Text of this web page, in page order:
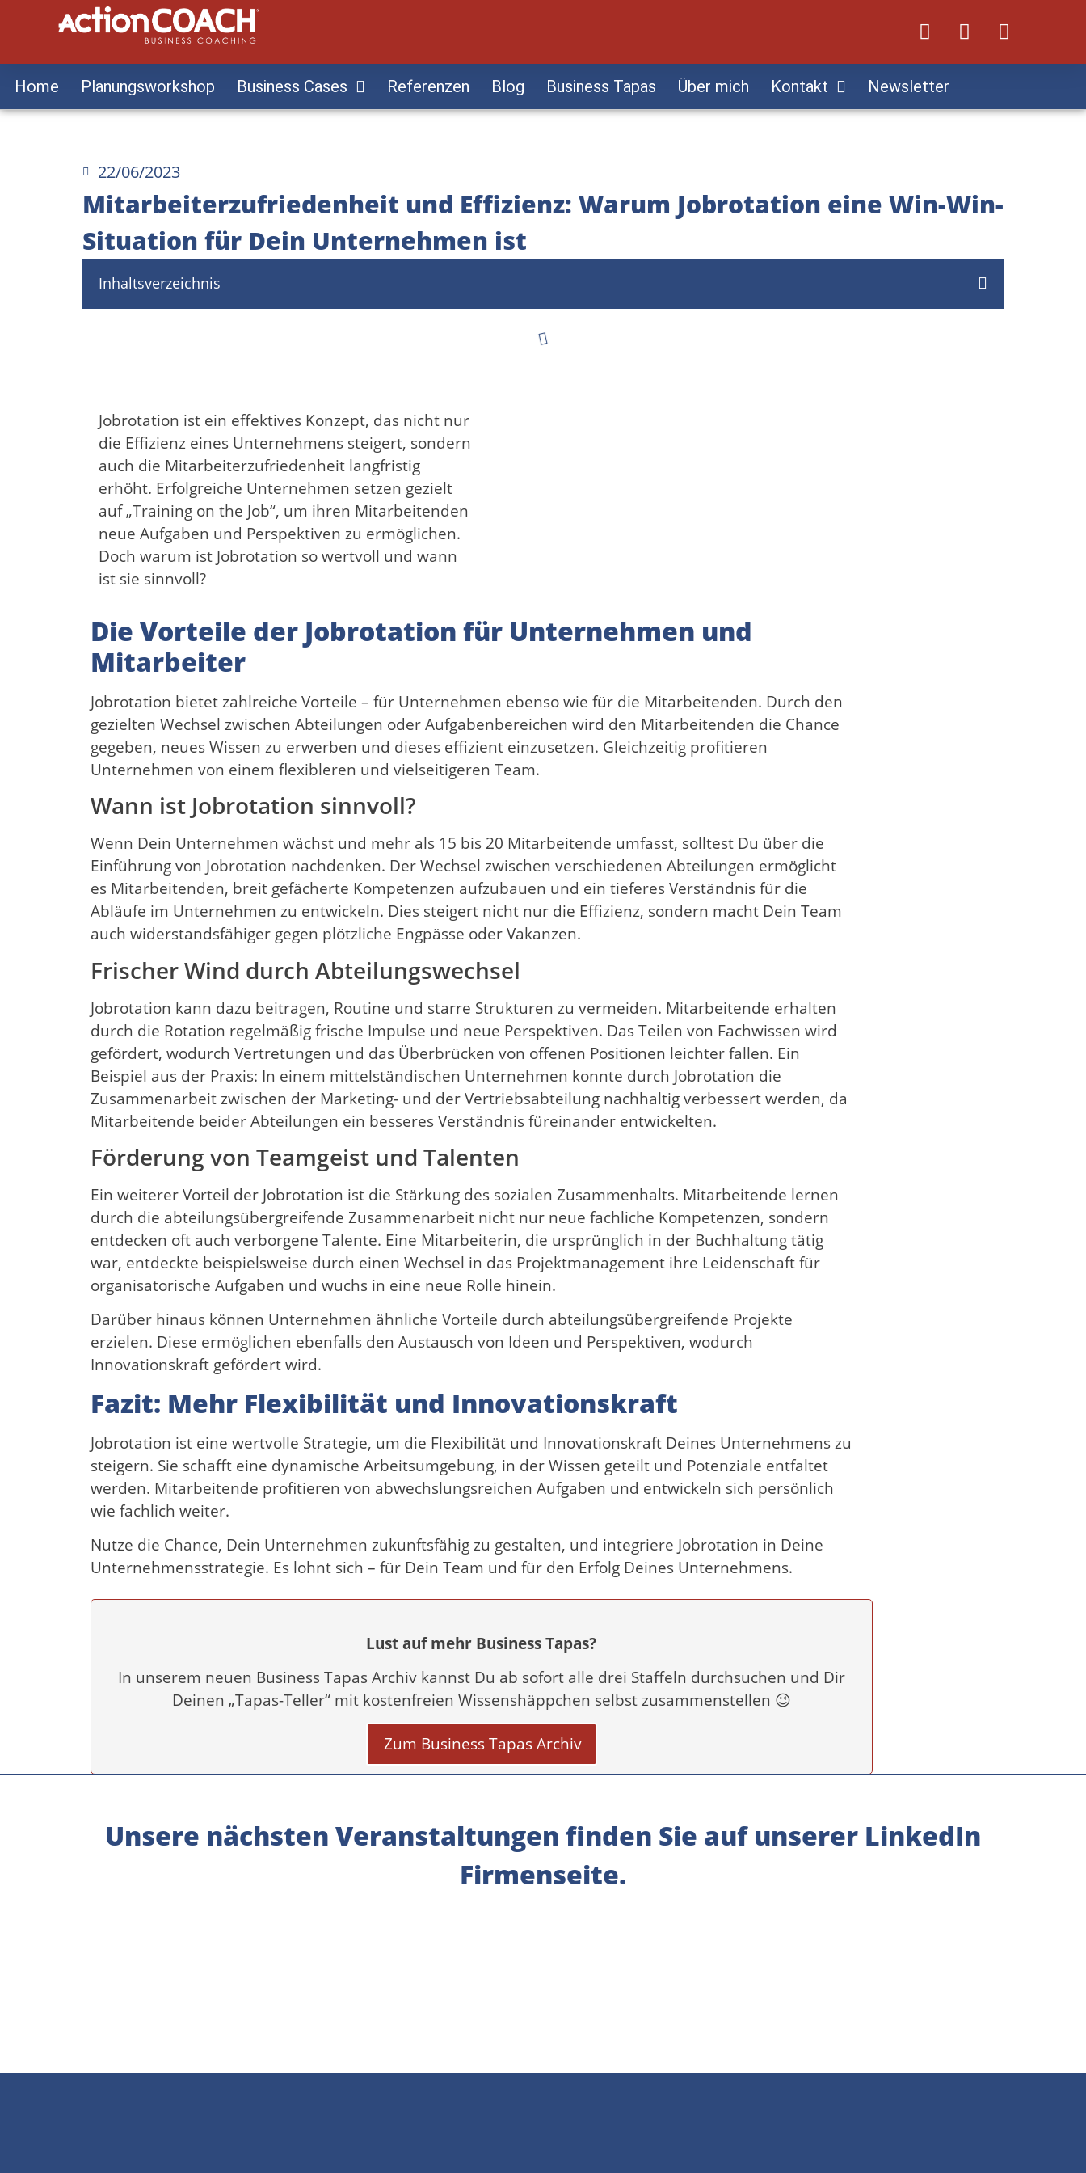
Home Planungsworkshop Business Cases Referenzen Blog Business Tapas Über mich Kontakt Newsletter
22/06/2023
Mitarbeiterzufriedenheit und Effizienz: Warum Jobrotation eine Win-Win-
Situation für Dein Unternehmen ist
Inhaltsverzeichnis
Jobrotation ist ein effektives Konzept, das nicht nur
die Effizienz eines Unternehmens steigert, sondern
auch die Mitarbeiterzufriedenheit langfristig
erhöht. Erfolgreiche Unternehmen setzen gezielt
auf „Training on the Job“, um ihren Mitarbeitenden
neue Aufgaben und Perspektiven zu ermöglichen.
Doch warum ist Jobrotation so wertvoll und wann
ist sie sinnvoll?
Die Vorteile der Jobrotation für Unternehmen und
Mitarbeiter
Jobrotation bietet zahlreiche Vorteile – für Unternehmen ebenso wie für die Mitarbeitenden. Durch den
gezielten Wechsel zwischen Abteilungen oder Aufgabenbereichen wird den Mitarbeitenden die Chance
gegeben, neues Wissen zu erwerben und dieses effizient einzusetzen. Gleichzeitig profitieren
Unternehmen von einem flexibleren und vielseitigeren Team.
Wann ist Jobrotation sinnvoll?
Wenn Dein Unternehmen wächst und mehr als 15 bis 20 Mitarbeitende umfasst, solltest Du über die
Einführung von Jobrotation nachdenken. Der Wechsel zwischen verschiedenen Abteilungen ermöglicht
es Mitarbeitenden, breit gefächerte Kompetenzen aufzubauen und ein tieferes Verständnis für die
Abläufe im Unternehmen zu entwickeln. Dies steigert nicht nur die Effizienz, sondern macht Dein Team
auch widerstandsfähiger gegen plötzliche Engpässe oder Vakanzen.
Frischer Wind durch Abteilungswechsel
Jobrotation kann dazu beitragen, Routine und starre Strukturen zu vermeiden. Mitarbeitende erhalten
durch die Rotation regelmäßig frische Impulse und neue Perspektiven. Das Teilen von Fachwissen wird
gefördert, wodurch Vertretungen und das Überbrücken von offenen Positionen leichter fallen. Ein
Beispiel aus der Praxis: In einem mittelständischen Unternehmen konnte durch Jobrotation die
Zusammenarbeit zwischen der Marketing- und der Vertriebsabteilung nachhaltig verbessert werden, da
Mitarbeitende beider Abteilungen ein besseres Verständnis füreinander entwickelten.
Förderung von Teamgeist und Talenten
Ein weiterer Vorteil der Jobrotation ist die Stärkung des sozialen Zusammenhalts. Mitarbeitende lernen
durch die abteilungsübergreifende Zusammenarbeit nicht nur neue fachliche Kompetenzen, sondern
entdecken oft auch verborgene Talente. Eine Mitarbeiterin, die ursprünglich in der Buchhaltung tätig
war, entdeckte beispielsweise durch einen Wechsel in das Projektmanagement ihre Leidenschaft für
organisatorische Aufgaben und wuchs in eine neue Rolle hinein.
Darüber hinaus können Unternehmen ähnliche Vorteile durch abteilungsübergreifende Projekte
erzielen. Diese ermöglichen ebenfalls den Austausch von Ideen und Perspektiven, wodurch
Innovationskraft gefördert wird.
Fazit: Mehr Flexibilität und Innovationskraft
Jobrotation ist eine wertvolle Strategie, um die Flexibilität und Innovationskraft Deines Unternehmens zu
steigern. Sie schafft eine dynamische Arbeitsumgebung, in der Wissen geteilt und Potenziale entfaltet
werden. Mitarbeitende profitieren von abwechslungsreichen Aufgaben und entwickeln sich persönlich
wie fachlich weiter.
Nutze die Chance, Dein Unternehmen zukunftsfähig zu gestalten, und integriere Jobrotation in Deine
Unternehmensstrategie. Es lohnt sich – für Dein Team und für den Erfolg Deines Unternehmens.
Lust auf mehr Business Tapas?
In unserem neuen Business Tapas Archiv kannst Du ab sofort alle drei Staffeln durchsuchen und Dir
Deinen „Tapas-Teller“ mit kostenfreien Wissenshäppchen selbst zusammenstellen 😉
Zum Business Tapas Archiv
Unsere nächsten Veranstaltungen finden Sie auf unserer LinkedIn
Firmenseite.